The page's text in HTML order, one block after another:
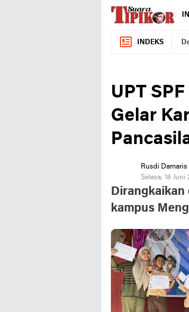
INDEKS
UPT
Gelar
Rusdi Damaris
Selasa, 18 Juni
Dirangkaikan
kampus